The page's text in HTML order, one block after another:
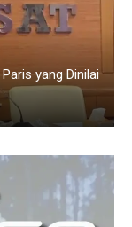
Blanakan
Transparan